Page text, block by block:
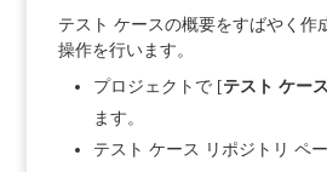
テスト ケースの概要をすばやく作
操作を行います。
プロジェクトで [テスト ケース
ます。
テスト ケース リポジトリ ペ